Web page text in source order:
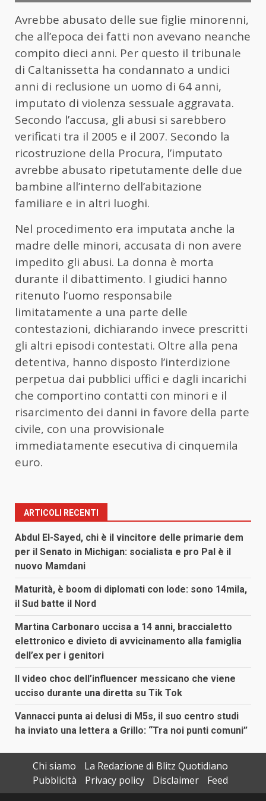
Avrebbe abusato delle sue figlie minorenni,
che all’epoca dei fatti non avevano neanche
compito dieci anni. Per questo il tribunale
di Caltanissetta ha condannato a undici
anni di reclusione un uomo di 64 anni,
imputato di violenza sessuale aggravata.
Secondo l’accusa, gli abusi si sarebbero
verificati tra il 2005 e il 2007. Secondo la
ricostruzione della Procura, l’imputato
avrebbe abusato ripetutamente delle due
bambine all’interno dell’abitazione
familiare e in altri luoghi.
Nel procedimento era imputata anche la
madre delle minori, accusata di non avere
impedito gli abusi. La donna è morta
durante il dibattimento. I giudici hanno
ritenuto l’uomo responsabile
limitatamente a una parte delle
contestazioni, dichiarando invece prescritti
gli altri episodi contestati. Oltre alla pena
detentiva, hanno disposto l’interdizione
perpetua dai pubblici uffici e dagli incarichi
che comportino contatti con minori e il
risarcimento dei danni in favore della parte
civile, con una provvisionale
immediatamente esecutiva di cinquemila
euro.
ARTICOLI RECENTI
Abdul El-Sayed, chi è il vincitore delle primarie dem
per il Senato in Michigan: socialista e pro Pal è il
nuovo Mamdani
Maturità, è boom di diplomati con lode: sono 14mila,
il Sud batte il Nord
Martina Carbonaro uccisa a 14 anni, braccialetto
elettronico e divieto di avvicinamento alla famiglia
dell’ex per i genitori
Il video choc dell’influencer messicano che viene
ucciso durante una diretta su Tik Tok
Vannacci punta ai delusi di M5s, il suo centro studi
ha inviato una lettera a Grillo: “Tra noi punti comuni”
Chi siamo
La Redazione di Blitz Quotidiano
Pubblicità
Privacy policy Disclaimer
Feed